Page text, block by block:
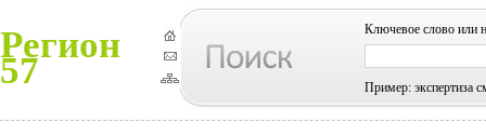
Регион
57
Ключевое слово или
Пример: экспертиза